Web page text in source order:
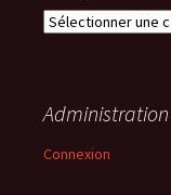
Catégories
Administration
Connexion